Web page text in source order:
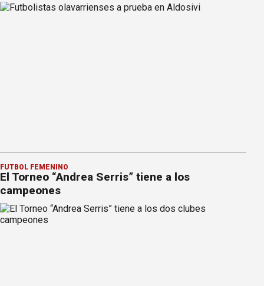
FÚTBOL FEMENINO
El Torneo “Andrea Serris” tiene a los
campeones